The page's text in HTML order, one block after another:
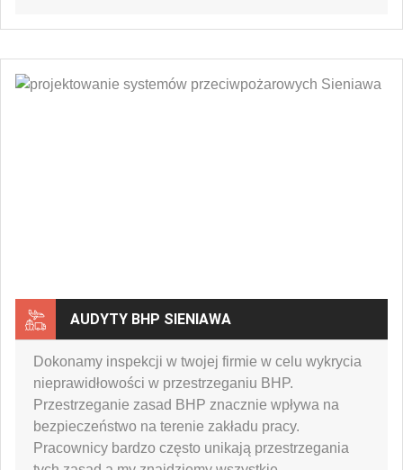
AUDYTY BHP SIENIAWA
Dokonamy inspekcji w twojej firmie w celu wykrycia
nieprawidłowości w przestrzeganiu BHP.
Przestrzeganie zasad BHP znacznie wpływa na
bezpieczeństwo na terenie zakładu pracy.
Pracownicy bardzo często unikają przestrzegania